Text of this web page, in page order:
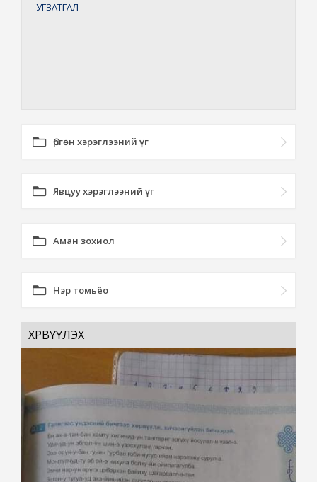
УГЗАТГАЛ
Өргөн хэрэглээний үг
Явцуу хэрэглээний үг
Аман зохиол
Нэр томьёо
ХӨРВҮҮЛЭХ